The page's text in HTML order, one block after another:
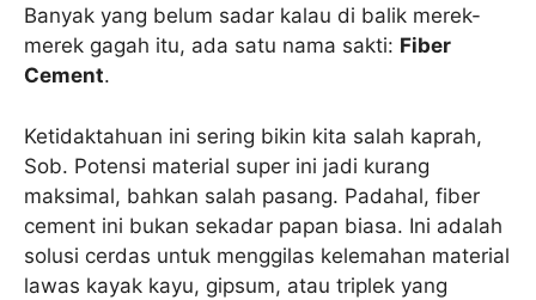
Banyak yang belum sadar kalau di balik merek-
merek gagah itu, ada satu nama sakti: Fiber
Cement.
Ketidaktahuan ini sering bikin kita salah kaprah,
Sob. Potensi material super ini jadi kurang
maksimal, bahkan salah pasang. Padahal, fiber
cement ini bukan sekadar papan biasa. Ini adalah
solusi cerdas untuk menggilas kelemahan material
lawas kayak kayu, gipsum, atau triplek yang